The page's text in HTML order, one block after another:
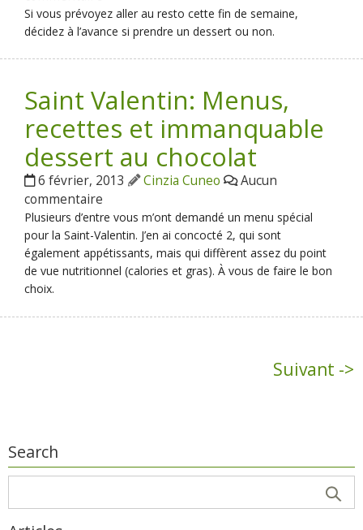
Si vous prévoyez aller au resto cette fin de semaine,
décidez à l’avance si prendre un dessert ou non.
Saint Valentin: Menus,
recettes et immanquable
dessert au chocolat
6 février, 2013 Cinzia Cuneo
Aucun
commentaire
Plusieurs d’entre vous m’ont demandé un menu spécial
pour la Saint-Valentin. J’en ai concocté 2, qui sont
également appétissants, mais qui diffèrent assez du point
de vue nutritionnel (calories et gras). À vous de faire le bon
choix.
Suivant ->
Search